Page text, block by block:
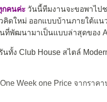
กคนค่ะ วันนี้ทีมงานจะขอพาไป
คิดใหม่ ออกแบบบ้านภายใต้แน
ที่พัฒนามาเป็นแบบล่าสุดของ
ทั้ง Club House สไตล์
Week one Price จากราค